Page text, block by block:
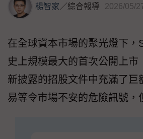
楊智家／綜合報導 2026/05/
在全球資本市場的聚光燈下，
史上規模最大的首次公開上市
新披露的招股文件中充滿了巨
易等令市場不安的危險訊號，